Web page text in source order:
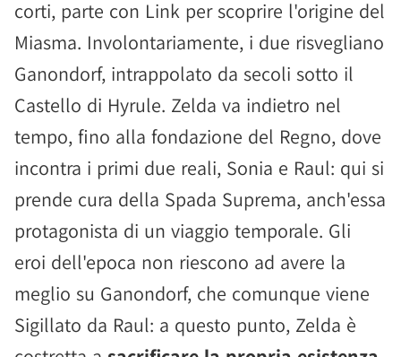
corti, parte con Link per scoprire l'origine del
Miasma. Involontariamente, i due risvegliano
Ganondorf, intrappolato da secoli sotto il
Castello di Hyrule. Zelda va indietro nel
tempo, fino alla fondazione del Regno, dove
incontra i primi due reali, Sonia e Raul: qui si
prende cura della Spada Suprema, anch'essa
protagonista di un viaggio temporale. Gli
eroi dell'epoca non riescono ad avere la
meglio su Ganondorf, che comunque viene
Sigillato da Raul: a questo punto, Zelda è